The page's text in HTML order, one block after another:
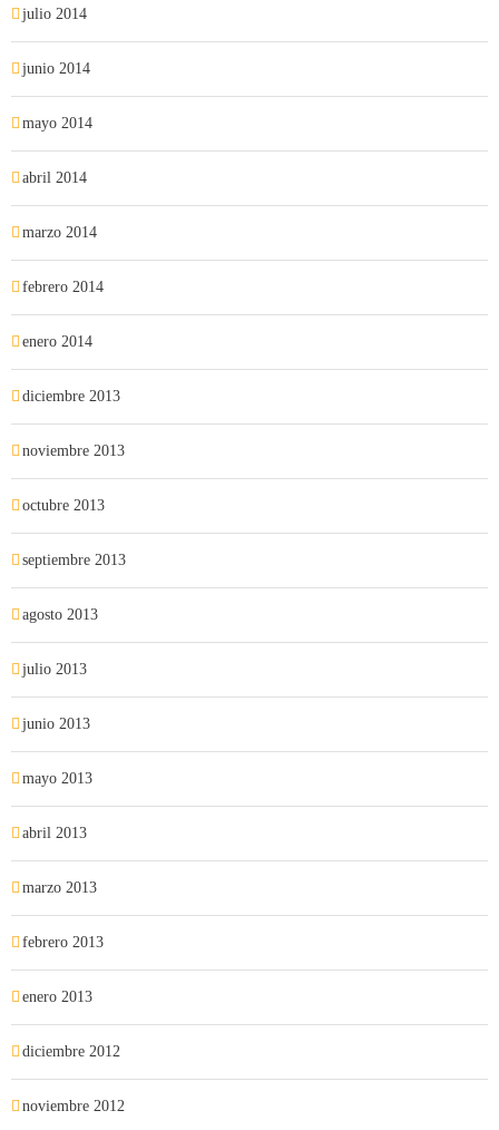
julio 2014
junio 2014
mayo 2014
abril 2014
marzo 2014
febrero 2014
enero 2014
diciembre 2013
noviembre 2013
octubre 2013
septiembre 2013
agosto 2013
julio 2013
junio 2013
mayo 2013
abril 2013
marzo 2013
febrero 2013
enero 2013
diciembre 2012
noviembre 2012